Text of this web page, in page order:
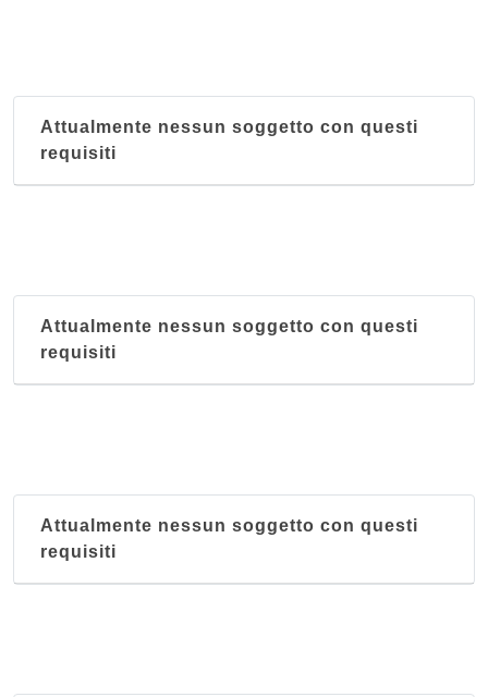
Attualmente nessun soggetto con questi
requisiti
Attualmente nessun soggetto con questi
requisiti
Attualmente nessun soggetto con questi
requisiti